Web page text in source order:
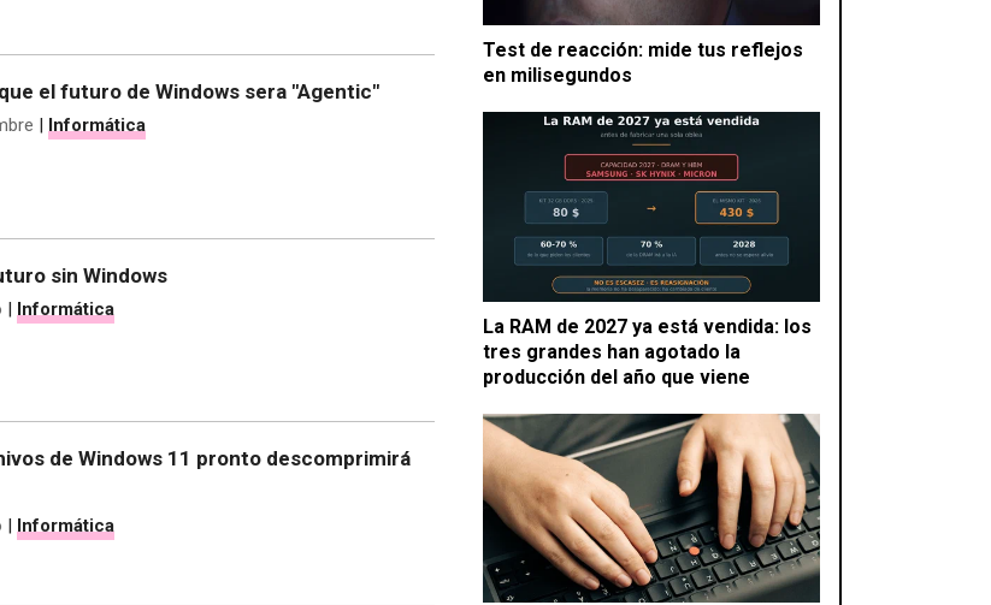
Test de reacción: mide tus reflejos
en milisegundos
La RAM de 2027 ya está vendida: los
tres grandes han agotado la
producción del año que viene
el futuro de Windows sera "Agentic"
| Informática
sin Windows
| Informática
de Windows 11 pronto descomprimirá
| Informática